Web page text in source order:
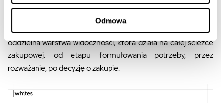
Odmowa
ogóle nie pojawiają się w AI Overview ani ChatGPT — to dwa
osobne ekosystemy wymagające osobnych działań. GEO,
czyli Generative Engine Optimization, to nie wariant SEO. To
oddzielna warstwa widoczności, która działa na całej ścieżce
zakupowej: od etapu formułowania potrzeby, przez
rozważanie, po decyzję o zakupie.